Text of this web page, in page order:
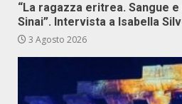
“La ragazza eritrea. Sangue
Sinai”. Intervista a Isabella
3 Agosto 2026